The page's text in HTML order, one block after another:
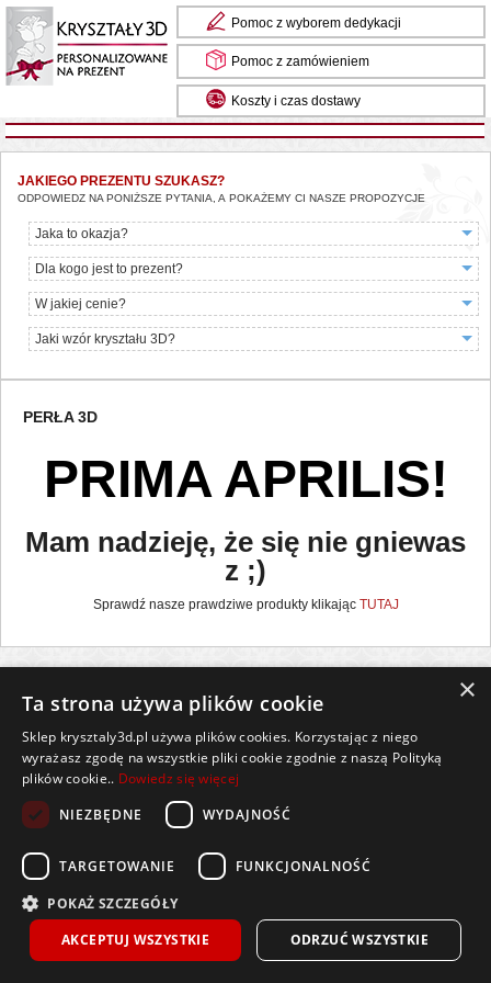
Pomoc z wyborem dedykacji
Pomoc z zamówieniem
Koszty i czas dostawy
JAKIEGO PREZENTU SZUKASZ?
ODPOWIEDZ NA PONIŻSZE PYTANIA, A POKAŻEMY CI NASZE PROPOZYCJE
Jaka to okazja?
Dla kogo jest to prezent?
W jakiej cenie?
Jaki wzór kryształu 3D?
PERŁA 3D
PRIMA APRILIS!
Mam nadzieję, że się nie gniewas
z ;)
Sprawdź nasze prawdziwe produkty klikając TUTAJ
Wszelkie prawa zastrzeżone
Kontakt Współpraca Polityka Cookies
Pomoc Strona główna
NIP 9668142985, REGON 386911047, BDO 000476149
Spółka zarejestrowana przez Sąd Rejonowy w Białymstoku,
100.000 zł wniesiony w całości.
×
Ta strona używa plików cookie
Sklep krysztaly3d.pl używa plików cookies. Korzystając z niego
wyrażasz zgodę na wszystkie pliki cookie zgodnie z naszą Polityką
plików cookie.. Dowiedz się więcej
NIEZBĘDNE
WYDAJNOŚĆ
TARGETOWANIE FUNKCJONALNOŚĆ
POKAŻ SZCZEGÓŁY
AKCEPTUJ WSZYSTKIE
ODRZUĆ WSZYSTKIE